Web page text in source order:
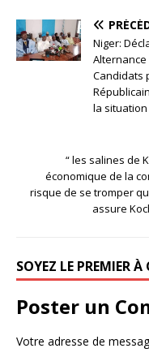
Niger:
Alternance
Candidats
la
“ les salines de
économique de la
risque de se tromper
assure
SOYEZ LE PREMIER
Poster un
Votre adresse de